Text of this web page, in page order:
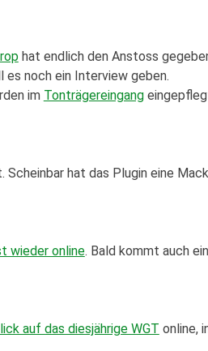
hat endlich den Anstoss
noch ein Interview geben.
im Tonträgereingang
hat das Plugin eine
wieder online. Bald kommt auch
auf das diesjährige WGT online,